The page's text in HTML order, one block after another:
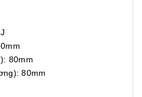
80mm
80mm